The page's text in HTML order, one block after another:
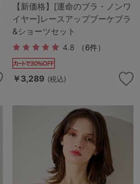
【新価格】[運命のブラ・ノンワ
イヤー]レースアップブーケブラ
&ショーツセット
4.8 （6件）
￥3,289 (税込)